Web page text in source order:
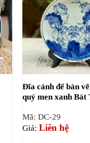
Đĩa cảnh để bàn
quý men xanh Bát
Mã: DC-29
Giá:Liên hệ